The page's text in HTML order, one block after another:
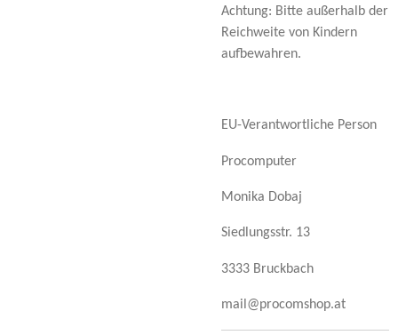
Achtung: Bitte außerhalb der
Reichweite von Kindern
aufbewahren.
EU-Verantwortliche Person
Procomputer
Monika Dobaj
Siedlungsstr. 13
3333 Bruckbach
mail@procomshop.at